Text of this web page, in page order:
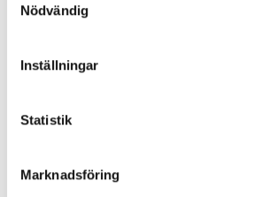
Nödvändig
Inställningar
Statistik
Marknadsföring
Svart storbladigt te från
Ceylon. Friskt och aromatiskt.